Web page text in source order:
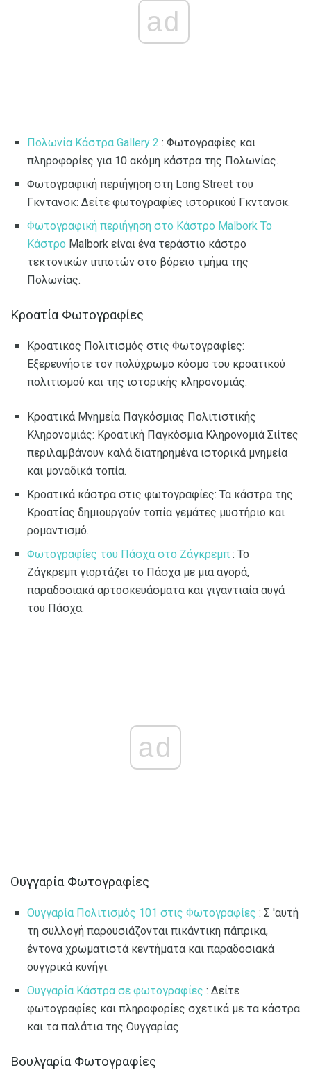
ad
Πολωνία Κάστρα Gallery 2 : Φωτογραφίες και
πληροφορίες για 10 ακόμη κάστρα της Πολωνίας.
Φωτογραφική περιήγηση στη Long Street του
Γκντανσκ: Δείτε φωτογραφίες ιστορικού Γκντανσκ.
Φωτογραφική περιήγηση στο Κάστρο Malbork Το
Κάστρο Malbork είναι ένα τεράστιο κάστρο
τεκτονικών ιπποτών στο βόρειο τμήμα της
Πολωνίας.
Κροατία Φωτογραφίες
Κροατικός Πολιτισμός στις Φωτογραφίες:
Εξερευνήστε τον πολύχρωμο κόσμο του κροατικού
πολιτισμού και της ιστορικής κληρονομιάς.
Κροατικά Μνημεία Παγκόσμιας Πολιτιστικής
Κληρονομιάς: Κροατική Παγκόσμια Κληρονομιά Σιίτες
περιλαμβάνουν καλά διατηρημένα ιστορικά μνημεία
και μοναδικά τοπία.
Κροατικά κάστρα στις φωτογραφίες: Τα κάστρα της
Κροατίας δημιουργούν τοπία γεμάτες μυστήριο και
ρομαντισμό.
Φωτογραφίες του Πάσχα στο Ζάγκρεμπ : Το
Ζάγκρεμπ γιορτάζει το Πάσχα με μια αγορά,
παραδοσιακά αρτοσκευάσματα και γιγαντιαία αυγά
του Πάσχα.
ad
Ουγγαρία Φωτογραφίες
Ουγγαρία Πολιτισμός 101 στις Φωτογραφίες : Σ 'αυτή
τη συλλογή παρουσιάζονται πικάντικη πάπρικα,
έντονα χρωματιστά κεντήματα και παραδοσιακά
ουγγρικά κυνήγι.
Ουγγαρία Κάστρα σε φωτογραφίες : Δείτε
φωτογραφίες και πληροφορίες σχετικά με τα κάστρα
και τα παλάτια της Ουγγαρίας.
Βουλγαρία Φωτογραφίες